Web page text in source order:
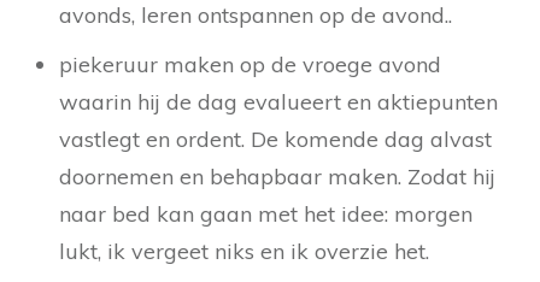
avonds, leren ontspannen op de avond..
piekeruur maken op de vroege avond
waarin hij de dag evalueert en aktiepunten
vastlegt en ordent. De komende dag alvast
doornemen en behapbaar maken. Zodat hij
naar bed kan gaan met het idee: morgen
lukt, ik vergeet niks en ik overzie het.